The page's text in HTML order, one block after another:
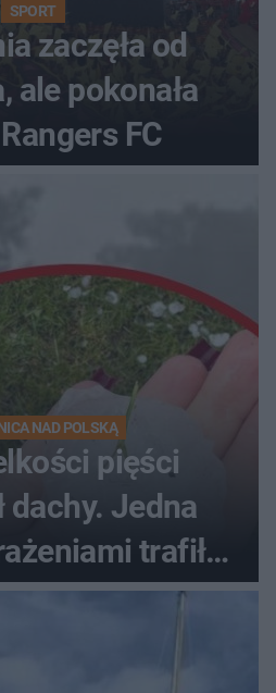
SPORT
zaczęła od
ale pokonała
FC
NAD POLSKĄ
pięści
dachy. Jedna
trafiła